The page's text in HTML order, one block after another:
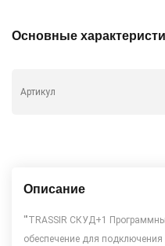
Основные
Артикул
Описание
'"TRASSIR СКУД+1
обеспечение для